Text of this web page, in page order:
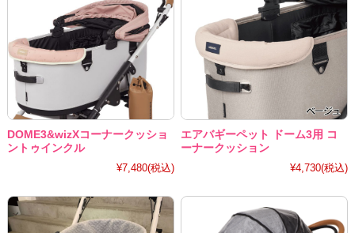
DOME3&wizXコーナークッショ
ントゥインクル
¥7,480(税込)
エアバギーペット ドーム3用 コ
ーナークッション
¥4,730(税込)